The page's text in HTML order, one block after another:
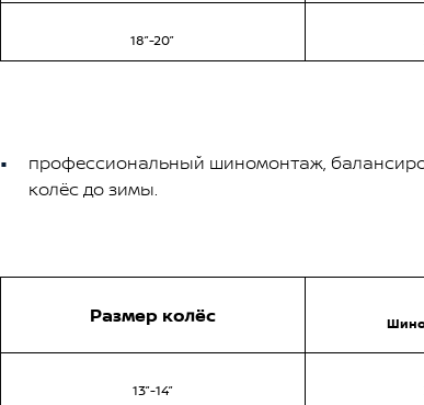
18”-20”
профессиональный шиномонтаж,
колёс до зимы.
Размер колёс
13”-14”